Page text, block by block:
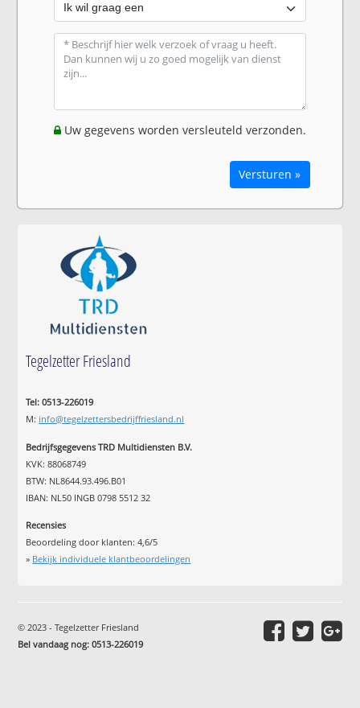
Uw gegevens worden versleuteld verzonden.
Versturen »
Tegelzetter Friesland
Tel: 0513-226019
M: info@tegelzettersbedrijffriesland.nl
Bedrijfsgegevens TRD Multidiensten B.V.
KVK: 88068749
BTW: NL8644.93.496.B01
IBAN: NL50 INGB 0798 5512 32
Recensies
Beoordeling door klanten:4,6/5
» Bekijk individuele klantbeoordelingen
© 2023 - Tegelzetter Friesland
Bel vandaag nog: 0513-226019